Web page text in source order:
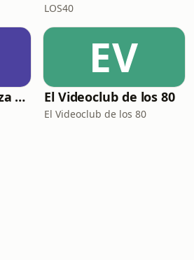
LOS40
GandM: Naturaleza Humana y Psicología
EV
El Videoclub de los 80
El Videoclub de los 80